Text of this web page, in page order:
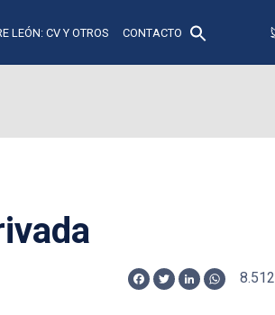
LEÓN: CV Y OTROS CONTACTO
Facebook
TwitterLinkedInWhatsApp
8.512